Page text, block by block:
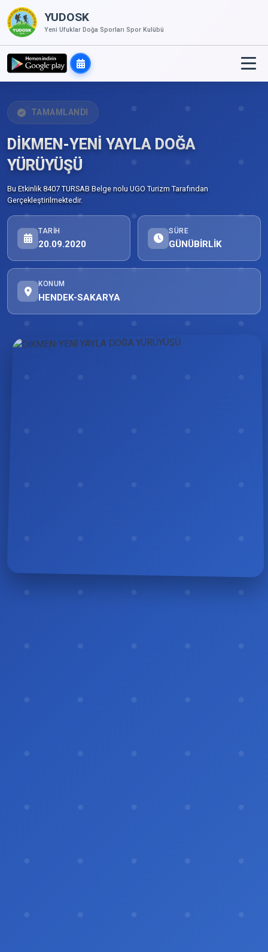
YUDOSK
Yeni Ufuklar Doğa Sporları Spor Kulübü
TAMAMLANDI
DİKMEN-YENİ YAYLA DOĞA
YÜRÜYÜŞÜ
Bu Etkinlik 8407 TURSAB Belge nolu UGO Turizm Tarafından
Gerçekleştirilmektedir.
TARIH
20.09.2020
SÜRE
GÜNÜBİRLİK
KONUM
HENDEK-SAKARYA